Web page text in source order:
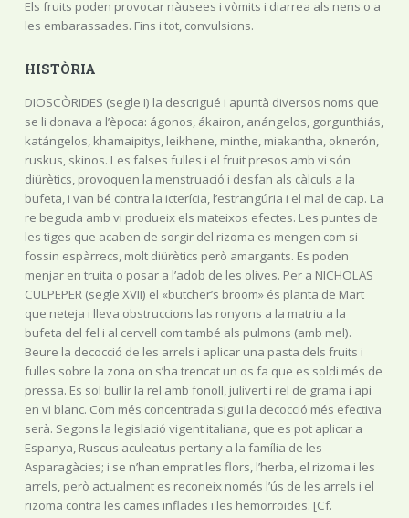
Els fruits poden provocar nàusees i vòmits i diarrea als nens o a
les embarassades. Fins i tot, convulsions.
HISTÒRIA
DIOSCÒRIDES (segle I) la descrigué i apuntà diversos noms que
se li donava a l’època: ágonos, ákairon, anángelos, gorgunthiás,
katángelos, khamaipitys, leikhene, minthe, miakantha, oknerón,
ruskus, skinos. Les falses fulles i el fruit presos amb vi són
diürètics, provoquen la menstruació i desfan als càlculs a la
bufeta, i van bé contra la icterícia, l’estrangúria i el mal de cap. La
re beguda amb vi produeix els mateixos efectes. Les puntes de
les tiges que acaben de sorgir del rizoma es mengen com si
fossin espàrrecs, molt diürètics però amargants. Es poden
menjar en truita o posar a l’adob de les olives. Per a NICHOLAS
CULPEPER (segle XVII) el «butcher’s broom» és planta de Mart
que neteja i lleva obstruccions las ronyons a la matriu a la
bufeta del fel i al cervell com també als pulmons (amb mel).
Beure la decocció de les arrels i aplicar una pasta dels fruits i
fulles sobre la zona on s’ha trencat un os fa que es soldi més de
pressa. Es sol bullir la rel amb fonoll, julivert i rel de grama i api
en vi blanc. Com més concentrada sigui la decocció més efectiva
serà. Segons la legislació vigent italiana, que es pot aplicar a
Espanya, Ruscus aculeatus pertany a la família de les
Asparagàcies; i se n’han emprat les flors, l’herba, el rizoma i les
arrels, però actualment es reconeix només l’ús de les arrels i el
rizoma contra les cames inflades i les hemorroides. [Cf.